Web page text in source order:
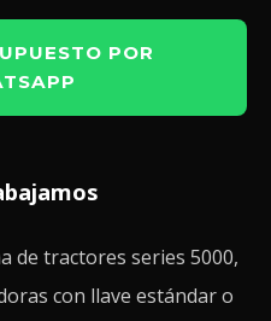
POR
de tractores series 5000,
con llave estándar o